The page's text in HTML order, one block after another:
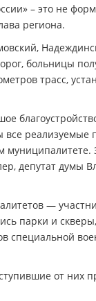
– это не
региона.
больницы
трасс,
реализуемые
депутат думы
—
парки и
специальной
от них